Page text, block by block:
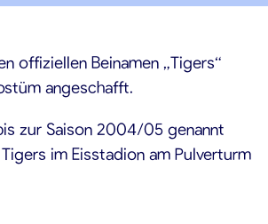
offiziellen Beinamen „Tigers“
angeschafft.
zur Saison 2004/05 genannt
im Eisstadion am Pulverturm